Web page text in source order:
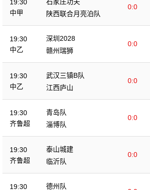
19:30
中甲
0:0
陕西联合月亮泊队
19:30
中乙
深圳2028
0:0
赣州瑞狮
19:30
中乙
武汉三镇B队
0:0
江西庐山
19:30
齐鲁超
青岛队
0:0
淄博队
19:30
齐鲁超
泰山城建
0:0
临沂队
19:30 德州队